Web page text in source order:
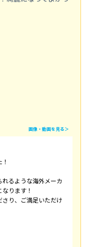
画像・動画を見る＞
るような海外メーカ
ります！
り、ご満足いただけ